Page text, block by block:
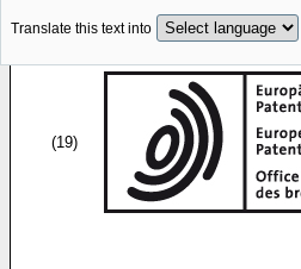
Translate this text into
(19)